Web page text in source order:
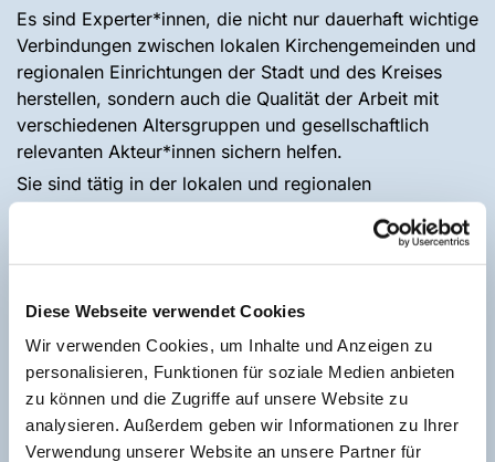
Diese Webseite verwendet Cookies
Wir verwenden Cookies, um Inhalte und Anzeigen zu
personalisieren, Funktionen für soziale Medien anbieten
zu können und die Zugriffe auf unsere Website zu
analysieren. Außerdem geben wir Informationen zu Ihrer
Verwendung unserer Website an unsere Partner für
Es sind Experter*innen, die nicht nur dauerhaft wichtige
Verbindungen zwischen lokalen Kirchengemeinden und
regionalen Einrichtungen der Stadt und des Kreises
herstellen, sondern auch die Qualität der Arbeit mit
verschiedenen Altersgruppen und gesellschaftlich
relevanten Akteur*innen sichern helfen.
Sie sind tätig in der lokalen und regionalen
Kindertagesstättenverbund, in der Kirchenmusik, in der
Diakonie, in den Referaten für Schule und Mediothek,
Erwachsenenbildung, Gesellschaftliche Verantwortung,
Umweltmanagement im Projektbüro "Grüner Hahn",
Presse- und Öffentlichkeitsarbeit, Fundraising und
Altenseelsorge.
Die Arbeitsbereiche Schule und Mediothek sowie
Gesellschaftliche Verantwortung sind bereits